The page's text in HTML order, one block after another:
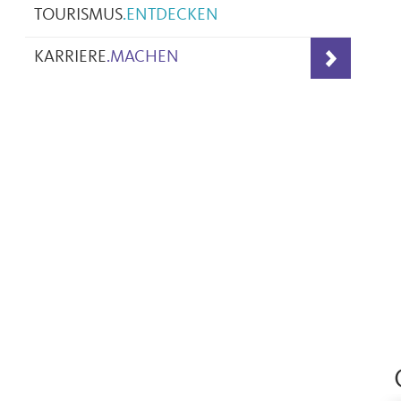
TOURISMUS.ENTDECKEN
KARRIERE.MACHEN